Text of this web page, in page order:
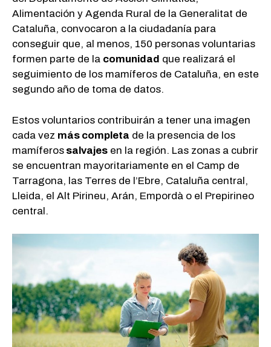
Alimentación y Agenda Rural de la Generalitat de
Cataluña, convocaron a la ciudadanía para
conseguir que, al menos, 150 personas voluntarias
formen parte de la comunidad que realizará el
seguimiento de los mamíferos de Cataluña, en este
segundo año de toma de datos.
Estos voluntarios contribuirán a tener una imagen
cada vez más completa de la presencia de los
mamíferos salvajes en la región. Las zonas a cubrir
se encuentran mayoritariamente en el Camp de
Tarragona, las Terres de l’Ebre, Cataluña central,
Lleida, el Alt Pirineu, Arán, Empordà o el Prepirineo
central.